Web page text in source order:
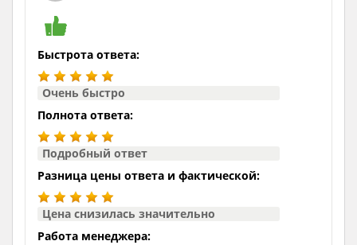
Быстрота ответа:
Очень быстро
Полнота ответа:
Подробный ответ
Разница цены ответа и фактической:
Цена снизилась значительно
Работа менеджера: